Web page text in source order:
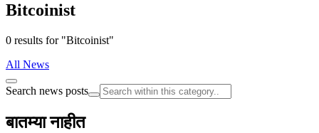
Bitcoinist
0 results for "Bitcoinist"
All News
Search news posts
बातम्या नाहीत